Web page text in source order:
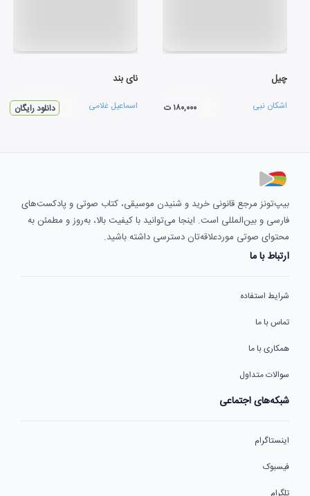
چیل
اشکان نبی ۱۸۰,۰۰۰ ت
نای بند
اسماعیل غلامی دانلود رایگان
بیپ‌تونز مرجع قانونی خرید و شنیدن موسیقی، کتاب صوتی و پادکست‌های
فارسی و بین‌المللی است. اینجا می‌توانید با کیفیت بالا، به‌روز و مطمئن به
محتوای صوتی موردعلاقه‌تان دسترسی داشته باشید.
ارتباط با ما
شرایط استفاده
تماس با ما
همکاری با ما
سوالات متداول
شبکه‌های اجتماعی
اینستاگرام
فیسبوک
تلگرام